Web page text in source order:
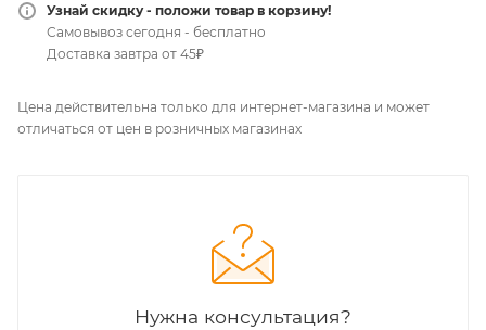
Узнай скидку - положи товар в корзину!
Самовывоз сегодня - бесплатно
Доставка завтра от 45₽
Цена действительна только для интернет-магазина и может
отличаться от цен в розничных магазинах
Нужна консультация?